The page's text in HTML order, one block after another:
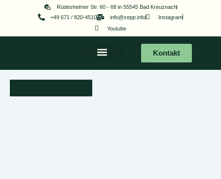
Rüdesheimer Str. 60 - 68 in 55545 Bad Kreuznach
+49 671 / 820-4510
info@zepp.info
Instagram
Youtube
Kontakt